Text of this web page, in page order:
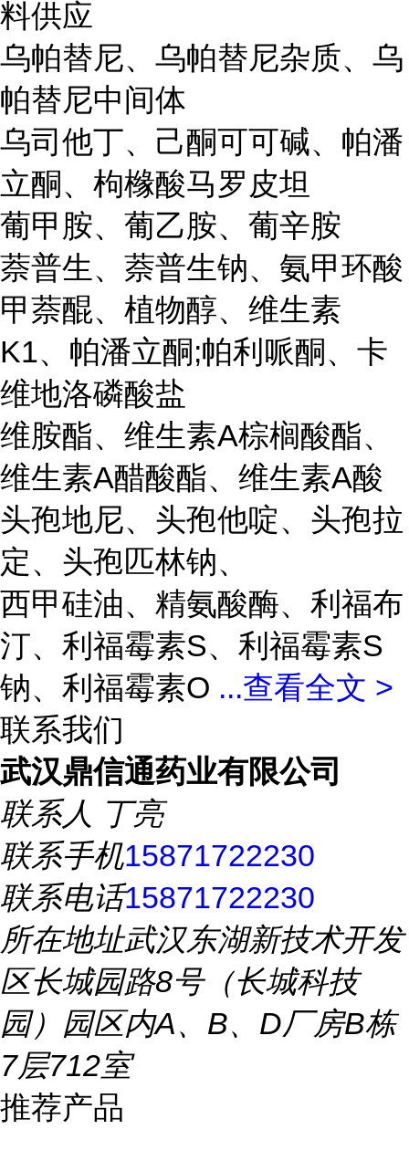
料供应
乌帕替尼、乌帕替尼杂质、乌
帕替尼中间体
乌司他丁、己酮可可碱、帕潘
立酮、枸橼酸马罗皮坦
葡甲胺、葡乙胺、葡辛胺
萘普生、萘普生钠、氨甲环酸
甲萘醌、植物醇、维生素
K1、帕潘立酮;帕利哌酮、卡
维地洛磷酸盐
维胺酯、维生素A棕榈酸酯、
维生素A醋酸酯、维生素A酸
头孢地尼、头孢他啶、头孢拉
定、头孢匹林钠、
西甲硅油、精氨酸酶、利福布
汀、利福霉素S、利福霉素S
钠、利福霉素O ...查看全文 >
联系我们
武汉鼎信通药业有限公司
联系人 丁亮
联系手机15871722230
联系电话15871722230
所在地址武汉东湖新技术开发
区长城园路8号（长城科技
园）园区内A、B、D厂房B栋
7层712室
推荐产品